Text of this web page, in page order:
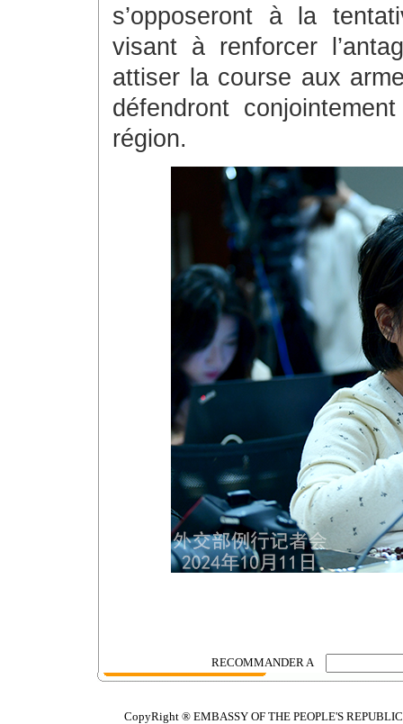
s’opposeront à la
visant à renforcer
attiser la course aux
défendront
région.
RECOMMANDER A
CopyRight ® EMBASSY OF THE PEOPLE'S